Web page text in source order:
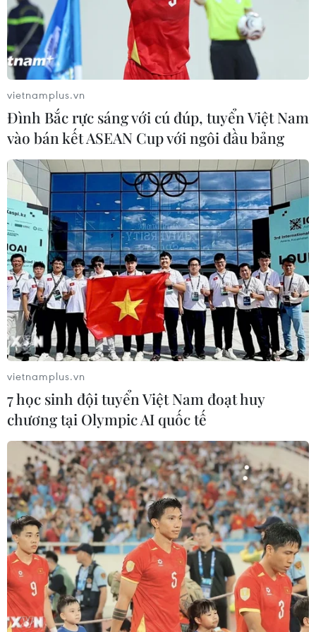
Máy bay ném bom Nga bay tuần tra tại
Nam Thái Bình Dương
08/12/2017 01:27
Các máy bay ném bom chiến lược của Nga đã tiến
hành nhiệm vụ bay tuần tra trên khu vực phía Nam Thái
Bình Dương sau khi cất cánh từ Indonesia,
Chiến lược quốc phòng Mỹ kêu gọi chuẩn
bị cuộc chiến sức mạnh với Nga
vietnamplus.vn
Đình Bắc rực sáng với cú đúp, tuyển Việt Nam
vào bán kết ASEAN Cup với ngôi đầu bảng
vietnamplus.vn
7 học sinh đội tuyển Việt Nam đoạt huy
chương tại Olympic AI quốc tế